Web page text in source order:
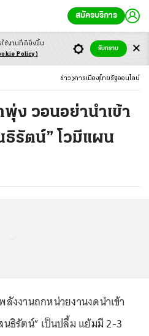
สมัครบริการ
ข่าว การเมือง ไทยรัฐออนไลน์
ง วอนอย่านำเข้า
ธิรัตน์” โวมีแผน
งงานถกหน่วยงานงดนำเข้า
ธิรัตน์” เป็นปลื้ม แย้มมี 2-3
ใช้งานที่ดียิ่งขึ้น
Policy)
รับทราบ